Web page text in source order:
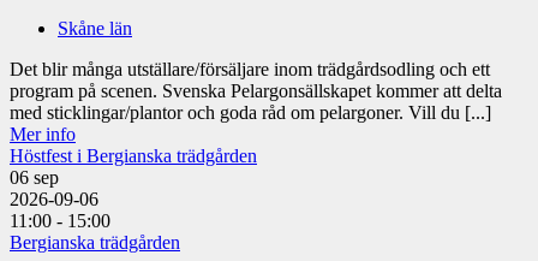
Skåne län
Det blir många utställare/försäljare inom trädgårdsodling och ett
program på scenen. Svenska Pelargonsällskapet kommer att delta
med sticklingar/plantor och goda råd om pelargoner. Vill du [...]
Mer info
Höstfest i Bergianska trädgården
06 sep
2026-09-06
11:00 - 15:00
Bergianska trädgården